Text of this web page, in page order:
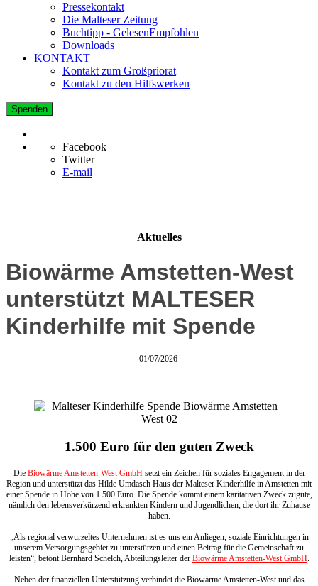
Pressekontakt
Die Malteser Zeitung
Buchtipp - GelesenEmpfohlen
Downloads
KONTAKT
Kontakt zum Großpriorat
Kontakt zu den Hilfswerken
Spenden
Facebook
Twitter
E-mail
Aktuelles
Biowärme Amstetten-West
unterstützt MALTESER
Kinderhilfe mit Spende
01/07/2026
1.500 Euro für den guten Zweck
Die Biowärme Amstetten-West GmbHsetzt ein Zeichen für soziales Engagement in der
Region und unterstützt das Hilde Umdasch Haus der Malteser Kinderhilfe in Amstetten mit
einer Spende in Höhe von 1.500 Euro. Die Spende kommt einem karitativen Zweck zugute,
nämlich den lebensverkürzend erkrankten Kindern und Jugendlichen, die dort ihr Zuhause
haben.
„Als regional verwurzeltes Unternehmen ist es uns ein Anliegen, soziale Einrichtungen in
unserem Versorgungsgebiet zu unterstützen und einen Beitrag für die Gemeinschaft zu
leisten“, betont Bernhard Schelch, Abteilungsleiter der Biowärme Amstetten-West GmbH.
Neben der finanziellen Unterstützung verbindet die Biowärme Amstetten-West und das